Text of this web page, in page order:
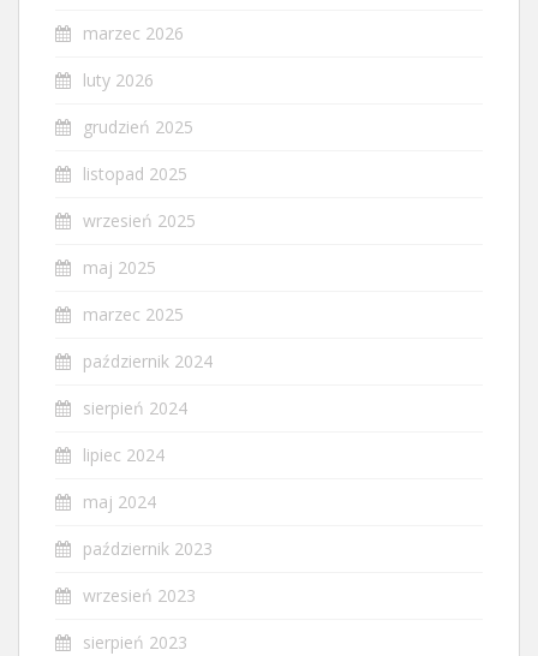
marzec 2026
luty 2026
grudzień 2025
listopad 2025
wrzesień 2025
maj 2025
marzec 2025
październik 2024
sierpień 2024
lipiec 2024
maj 2024
październik 2023
wrzesień 2023
sierpień 2023